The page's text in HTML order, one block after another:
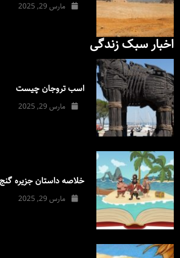
مارس 29, 2025
اخبار سبک زندگی
اسب تروجان چیست
مارس 29, 2025
خلاصه داستان جزیره گنج
مارس 29, 2025